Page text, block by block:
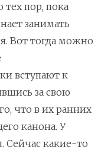
пор, пока
занимать
Вот тогда можно
вступают к
за свою
что в их ранних
канона. У
Сейчас какие-то